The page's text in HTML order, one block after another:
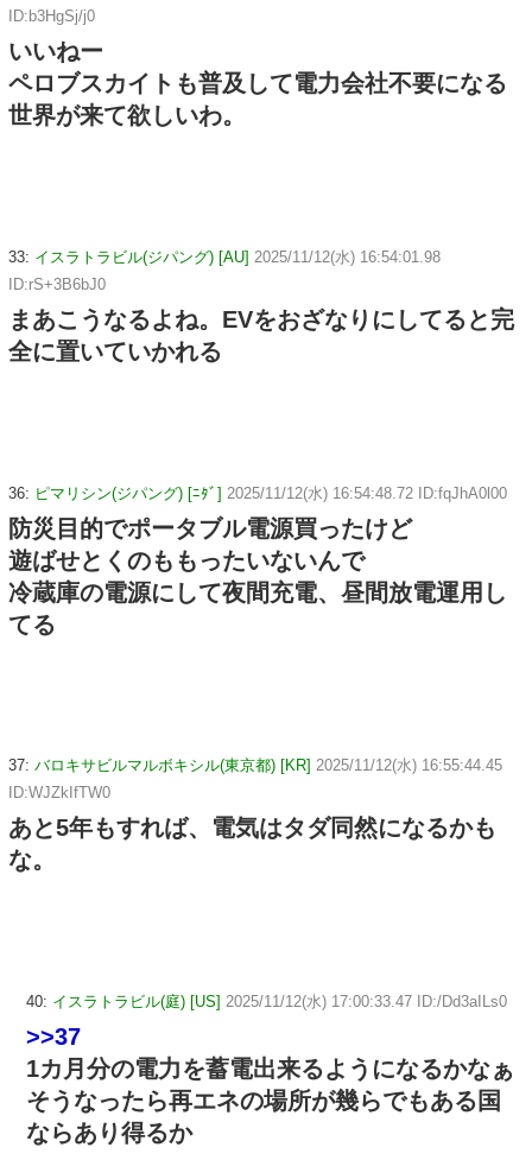
ID:b3HgSj/j0
いいねー
ペロブスカイトも普及して電力会社不要になる
世界が来て欲しいわ。
33: イスラトラビル(ジパング) [AU] 2025/11/12(水) 16:54:01.98
ID:rS+3B6bJ0
まあこうなるよね。EVをおざなりにしてると完
全に置いていかれる
36: ピマリシン(ジパング) [ﾆﾀﾞ] 2025/11/12(水) 16:54:48.72 ID:fqJhA0l00
防災目的でポータブル電源買ったけど
遊ばせとくのももったいないんで
冷蔵庫の電源にして夜間充電、昼間放電運用し
てる
37: バロキサビルマルボキシル(東京都) [KR] 2025/11/12(水) 16:55:44.45
ID:WJZkIfTW0
あと5年もすれば、電気はタダ同然になるかも
な。
40: イスラトラビル(庭) [US] 2025/11/12(水) 17:00:33.47 ID:/Dd3aILs0
>>37
1カ月分の電力を蓄電出来るようになるかなぁ
そうなったら再エネの場所が幾らでもある国
ならあり得るか